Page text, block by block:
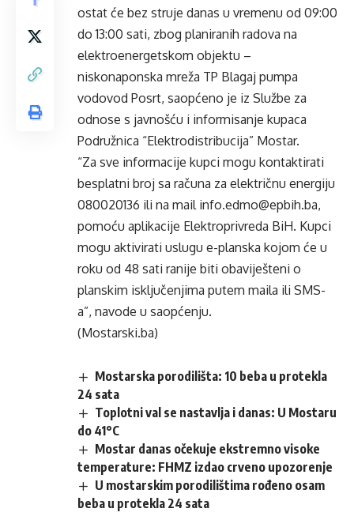
ostat će bez struje danas u vremenu od 09:00
do 13:00 sati, zbog planiranih radova na
elektroenergetskom objektu –
niskonaponska mreža TP Blagaj pumpa
vodovod Posrt, saopćeno je iz Službe za
odnose s javnošću i informisanje kupaca
Podružnica “Elektrodistribucija” Mostar.
“Za sve informacije kupci mogu kontaktirati
besplatni broj sa računa za električnu energiju
080020136 ili na mail info.edmo@epbih.ba,
pomoću aplikacije Elektroprivreda BiH. Kupci
mogu aktivirati uslugu e-planska kojom će u
roku od 48 sati ranije biti obaviješteni o
planskim isključenjima putem maila ili SMS-
a”, navode u saopćenju.
(Mostarski.ba)
Mostarska porodilišta: 10 beba u protekla
24 sata
Toplotni val se nastavlja i danas: U Mostaru
do 41°C
Mostar danas očekuje ekstremno visoke
temperature: FHMZ izdao crveno upozorenje
U mostarskim porodilištima rođeno osam
beba u protekla 24 sata